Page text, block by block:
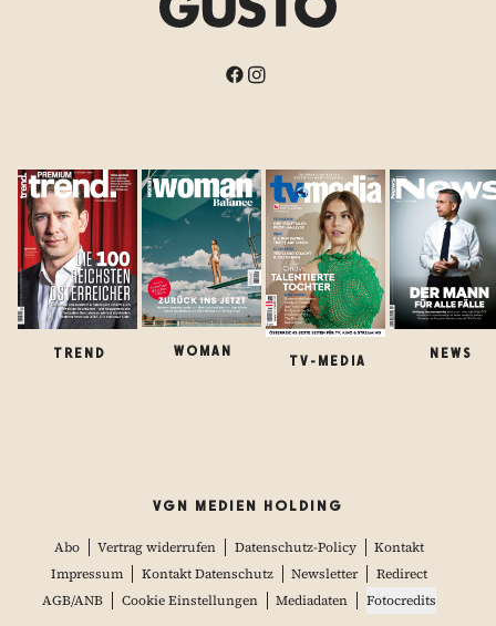
TREND WOMAN
TV-MEDIA
NEWS
VGN MEDIEN HOLDING
Abo Vertrag widerrufen Datenschutz-Policy
Kontakt
Impressum
Kontakt Datenschutz Newsletter
Redirect
AGB/ANB
Cookie Einstellungen Mediadaten Fotocredits